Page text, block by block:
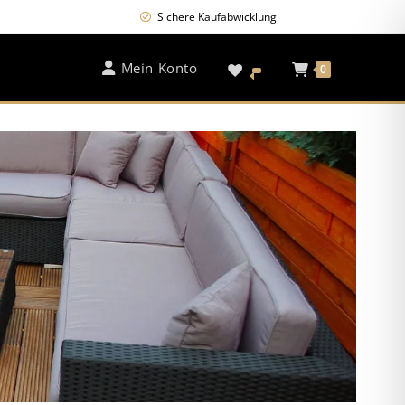
Sichere Kaufabwicklung
Mein Konto 0
Jetzt shoppen!